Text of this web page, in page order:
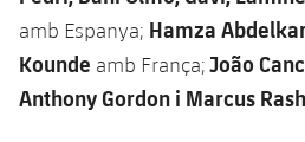
Estadi Johan Cruyff
Barça Cafe
plusicon
més
SUB10 B
SUB9 A
Fotos
Història
Infantil B
Mini
Resultats
Classificació
Resultats
Actualitat
Juvenil
PLUSICON
MÉS
Primer equip
amb Espanya; Hamza
Kounde amb França;João
Anthony Gordon i Marcus